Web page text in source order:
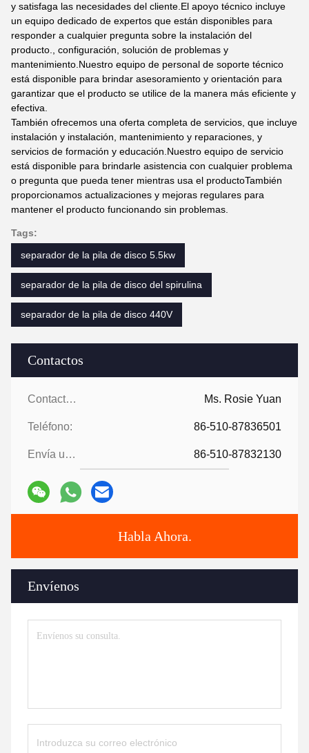
Contactos
Contactos: Ms. Rosie Yuan
Teléfono: 86-510-87836501
Envía un fax.: 86-510-87832130
Habla Ahora.
Envíenos
y satisfaga las necesidades del cliente.El apoyo técnico incluye
un equipo dedicado de expertos que están disponibles para
responder a cualquier pregunta sobre la instalación del
producto., configuración, solución de problemas y
mantenimiento.Nuestro equipo de personal de soporte técnico
está disponible para brindar asesoramiento y orientación para
garantizar que el producto se utilice de la manera más eficiente y
efectiva.
También ofrecemos una oferta completa de servicios, que incluye
instalación y instalación, mantenimiento y reparaciones, y
servicios de formación y educación.Nuestro equipo de servicio
está disponible para brindarle asistencia con cualquier problema
o pregunta que pueda tener mientras usa el productoTambién
proporcionamos actualizaciones y mejoras regulares para
mantener el producto funcionando sin problemas.
Tags:
separador de la pila de disco 5.5kw
separador de la pila de disco del spirulina
separador de la pila de disco 440V